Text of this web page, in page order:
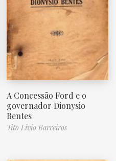
A Concessão Ford e o
governador Dionysio
Bentes
Tito Livio Barreiros